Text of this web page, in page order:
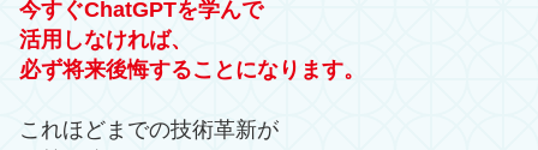
今すぐChatGPTを学んで
活用しなければ、
必ず将来後悔することになります。
これほどまでの技術革新が